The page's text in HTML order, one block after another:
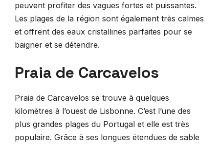
peuvent profiter des vagues fortes et puissantes.
Les plages de la région sont également très calmes
et offrent des eaux cristallines parfaites pour se
baigner et se détendre.
Praia de Carcavelos
Praia de Carcavelos se trouve à quelques
kilomètres à l’ouest de Lisbonne. C’est l’une des
plus grandes plages du Portugal et elle est très
populaire. Grâce à ses longues étendues de sable